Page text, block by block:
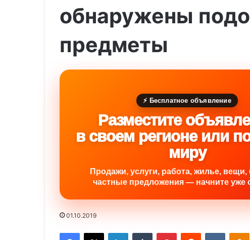
обнаружены
предметы
⚡ Бесплатное объявление
Разместите
в своем регионе или
миру
Продажи, услуги, работа, жилье, вещи,
частные предложения — начните уже
01.10.2019